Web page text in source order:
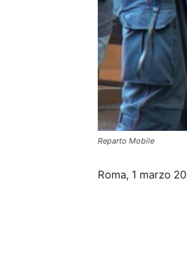
Reparto Mobile
Roma, 1 marzo